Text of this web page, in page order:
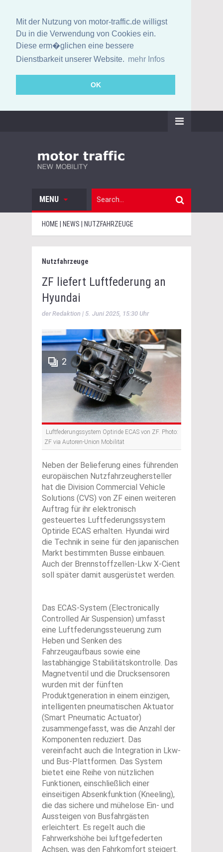
Mit der Nutzung von motor-traffic.de willigst
Du in die Verwendung von Cookies ein.
Diese erm�glichen eine bessere
Dienstbarkeit unserer Website. mehr Infos
OK
MENU
HOME | NEWS | NUTZFAHRZEUGE
Nutzfahrzeuge
ZF liefert Luftfederung an
Hyundai
der Redaktion | 5. Juni 2025, 15:30 Uhr
2
Luftfederungssystem Optiride ECAS von ZF. Photo:
ZF via Autoren-Union Mobilität
Neben der Belieferung eines führenden
europäischen Nutzfahrzeughersteller
hat die Division Commercial Vehicle
Solutions (CVS) von ZF einen weiteren
Auftrag für ihr elektronisch
gesteuertes Luftfederungssystem
Optiride ECAS erhalten. Hyundai wird
die Technik in seine für den japanischen
Markt bestimmten Busse einbauen.
Auch der Brennstoffzellen-Lkw X-Cient
soll später damit ausgerüstet werden.
Das ECAS-System (Electronically
Controlled Air Suspension) umfasst
eine Luftfederungssteuerung zum
Heben und Senken des
Fahrzeugaufbaus sowie eine
lastabhängige Stabilitätskontrolle. Das
Magnetventil und die Drucksensoren
wurden mit der fünften
Produktgeneration in einem einzigen,
intelligenten pneumatischen Aktuator
(Smart Pneumatic Actuator)
zusammengefasst, was die Anzahl der
Komponenten reduziert. Das
vereinfacht auch die Integration in Lkw-
und Bus-Plattformen. Das System
bietet eine Reihe von nützlichen
Funktionen, einschließlich einer
einseitigen Absenkfunktion (Kneeling),
die das sichere und mühelose Ein- und
Aussteigen von Busfahrgästen
erleichtert. Es regelt auch die
Fahrwerkshöhe bei luftgefederten
Achsen, was den Fahrkomfort steigert.